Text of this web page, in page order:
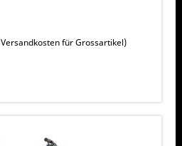
Versandkosten für Grossartikel)